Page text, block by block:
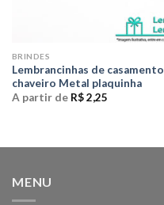
BRINDES
Lembrancinhas de casamento
chaveiro Metal plaquinha
A partir de R$2,25
MENU